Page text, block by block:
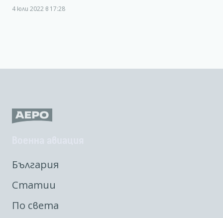
4 юли 2022 в 17:28
България
Статии
По света